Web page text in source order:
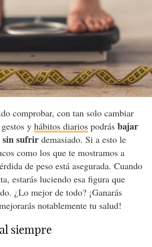
comprobar, con tan solo cambiar
y hábitos diariospodrásbajar
sin sufrirdemasiado. Si a esto le
como los que te mostramos a
de peso está asegurada. Cuando
estarás luciendo esa figura que
¿Lo mejor de todo? ¡Ganarás
notablemente tu salud!
siempre